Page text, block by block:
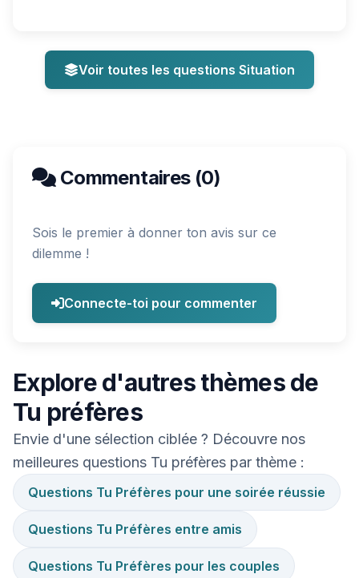
Voir toutes les questions Situation
Commentaires (0)
Sois le premier à donner ton avis sur ce
dilemme !
Connecte-toi pour commenter
Explore d'autres thèmes de
Tu préfères
Envie d'une sélection ciblée ? Découvre nos
meilleures questions Tu préfères par thème :
Questions Tu Préfères pour une soirée réussie
Questions Tu Préfères entre amis
Questions Tu Préfères pour les couples